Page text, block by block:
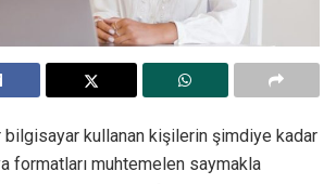
bilgisayar kullanan kişilerin şimdiye kadar
formatları muhtemelen saymakla